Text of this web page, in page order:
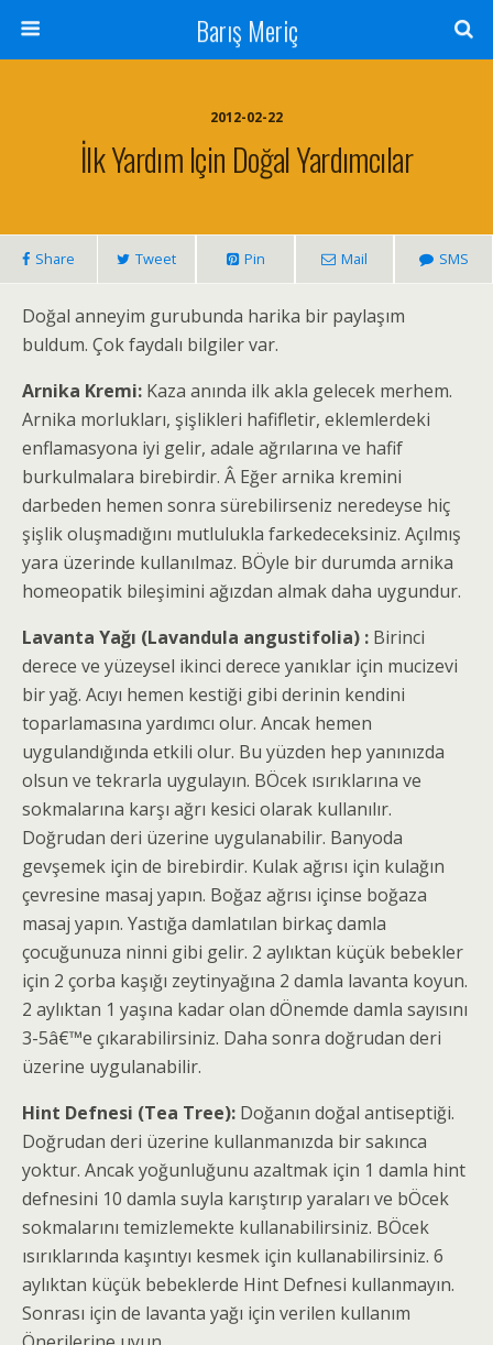
Barış Meriç
2012-02-22
İlk Yardım Için Doğal Yardımcılar
Share Tweet Pin Mail SMS
Doğal anneyim gurubunda harika bir paylaşım
buldum. Çok faydalı bilgiler var.
Arnika Kremi: Kaza anında ilk akla gelecek merhem.
Arnika morlukları, şişlikleri hafifletir, eklemlerdeki
enflamasyona iyi gelir, adale ağrılarına ve hafif
burkulmalara birebirdir. Â Eğer arnika kremini
darbeden hemen sonra sürebilirseniz neredeyse hiç
şişlik oluşmadığını mutlulukla farkedeceksiniz. Açılmış
yara üzerinde kullanılmaz. BÖyle bir durumda arnika
homeopatik bileşimini ağızdan almak daha uygundur.
Lavanta Yağı (Lavandula angustifolia) : Birinci
derece ve yüzeysel ikinci derece yanıklar için mucizevi
bir yağ. Acıyı hemen kestiği gibi derinin kendini
toparlamasına yardımcı olur. Ancak hemen
uygulandığında etkili olur. Bu yüzden hep yanınızda
olsun ve tekrarla uygulayın. BÖcek ısırıklarına ve
sokmalarına karşı ağrı kesici olarak kullanılır.
Doğrudan deri üzerine uygulanabilir. Banyoda
gevşemek için de birebirdir. Kulak ağrısı için kulağın
çevresine masaj yapın. Boğaz ağrısı içinse boğaza
masaj yapın. Yastığa damlatılan birkaç damla
çocuğunuza ninni gibi gelir. 2 aylıktan küçük bebekler
için 2 çorba kaşığı zeytinyağına 2 damla lavanta koyun.
2 aylıktan 1 yaşına kadar olan dÖnemde damla sayısını
3-5â€™e çıkarabilirsiniz. Daha sonra doğrudan deri
üzerine uygulanabilir.
Hint Defnesi (Tea Tree): Doğanın doğal antiseptiği.
Doğrudan deri üzerine kullanmanızda bir sakınca
yoktur. Ancak yoğunluğunu azaltmak için 1 damla hint
defnesini 10 damla suyla karıştırıp yaraları ve bÖcek
sokmalarını temizlemekte kullanabilirsiniz. BÖcek
ısırıklarında kaşıntıyı kesmek için kullanabilirsiniz. 6
aylıktan küçük bebeklerde Hint Defnesi kullanmayın.
Sonrası için de lavanta yağı için verilen kullanım